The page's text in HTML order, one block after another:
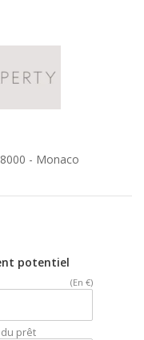
- Monaco
potentiel
(En €)
prêt